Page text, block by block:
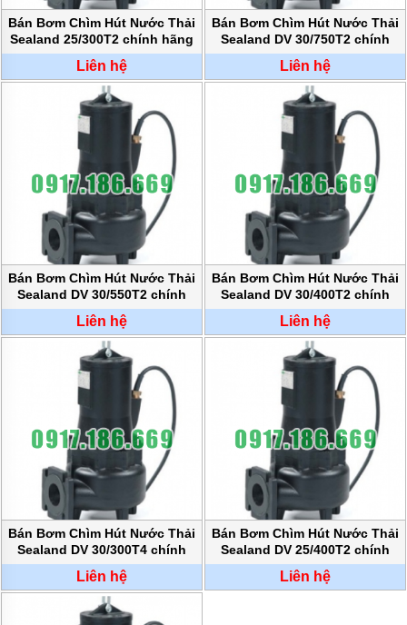
ĐỘNG
CƠ
ĐIỆN
Bán Bơm Chìm Hút Nước Thải
Sealand 25/300T2 chính hãng
Liên hệ
Bán Bơm Chìm Hút Nước Thải
Sealand DV 30/750T2 chính
hãng
Liên hệ
Bán Bơm Chìm Hút Nước Thải
Sealand DV 30/550T2 chính
hãng
Liên hệ
Bán Bơm Chìm Hút Nước Thải
Sealand DV 30/400T2 chính
hãng
Liên hệ
Bán Bơm Chìm Hút Nước Thải
Sealand DV 30/300T4 chính
hãng
Liên hệ
Bán Bơm Chìm Hút Nước Thải
Sealand DV 25/400T2 chính
hãng
Liên hệ